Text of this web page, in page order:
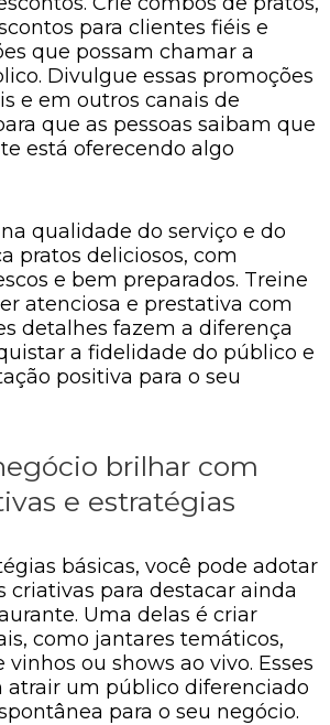
para clientes fiéis e
que possam chamar a
Divulgue essas promoções
e em outros canais de
que as pessoas saibam que
está oferecendo algo
qualidade do serviço e do
pratos deliciosos, com
e bem preparados. Treine
atenciosa e prestativa com
detalhes fazem a diferença
a fidelidade do público e
positiva para o seu
brilhar com
e estratégias
básicas, você pode adotar
criativas para destacar ainda
Uma delas é criar
como jantares temáticos,
ou shows ao vivo. Esses
atrair um público diferenciado
para o seu negócio.